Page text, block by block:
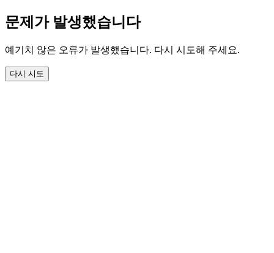
문제가 발생했습니다
예기치 않은 오류가 발생했습니다. 다시 시도해 주세요.
다시 시도